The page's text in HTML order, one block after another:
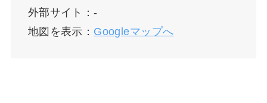
外部サイト：-
地図を表示： Googleマップへ